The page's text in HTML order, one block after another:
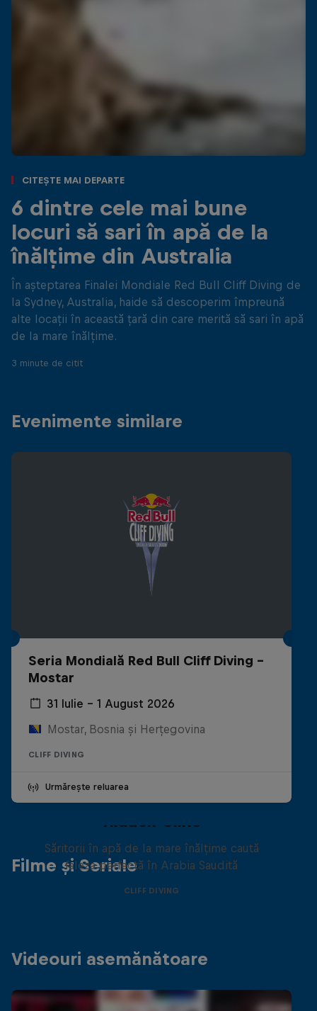
Citește mai departe
6 dintre cele mai bune
locuri să sari în apă de la
înălțime din Australia
În așteptarea Finalei Mondiale Red Bull Cliff Diving de
la Sydney, Australia, haide să descoperim împreună
alte locații în această țară din care merită să sari în apă
de la mare înălțime.
3 minute de citit
Evenimente similare
Seria Mondială Red Bull Cliff Diving -
Mostar
31 Iulie – 1 August 2026
Mostar, Bosnia și Herțegovina
CLIFF DIVING
Urmărește reluarea
Filme și Seriale
Hidden Cliffs
Săritorii în apă de la mare înălțime caută
faleza perfectă în Arabia Saudită
CLIFF DIVING
Videouri asemănătoare